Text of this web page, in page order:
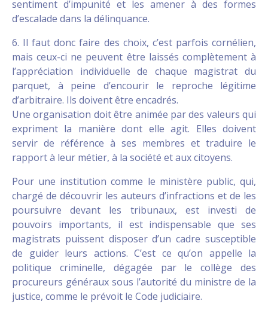
sentiment d’impunité et les amener à des formes
d’escalade dans la délinquance.
6. Il faut donc faire des choix, c’est parfois cornélien,
mais ceux-ci ne peuvent être laissés complètement à
l’appréciation individuelle de chaque magistrat du
parquet, à peine d’encourir le reproche légitime
d’arbitraire. Ils doivent être encadrés.
Une organisation doit être animée par des valeurs qui
expriment la manière dont elle agit. Elles doivent
servir de référence à ses membres et traduire le
rapport à leur métier, à la société et aux citoyens.
Pour une institution comme le ministère public, qui,
chargé de découvrir les auteurs d’infractions et de les
poursuivre devant les tribunaux, est investi de
pouvoirs importants, il est indispensable que ses
magistrats puissent disposer d’un cadre susceptible
de guider leurs actions. C’est ce qu’on appelle la
politique criminelle, dégagée par le collège des
procureurs généraux sous l’autorité du ministre de la
justice, comme le prévoit le Code judiciaire.